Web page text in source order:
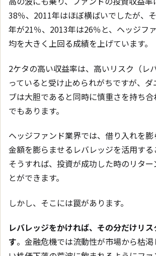
38％、2011年はほぼ横ばいでしたが、
年が21％、2013年は26％と、ヘッジフ
均を大きく上回る成績を上げています。
2ケタの高い収益率は、高いリスク（レ
っていると受け止められがちですが、ダ
ブは大胆であると同時に慎重さを持ち
でもあります。
ヘッジファンド業界では、借り入れを
金額を膨らませるレバレッジを活用する
そうすれば、投資が成功した時のリター
とができます。
しかし、そこには罠があります。
レバレッジをかければ、その分だけリ
す。金融危機では流動性が市場から枯